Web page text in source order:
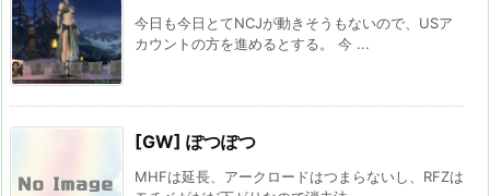
今日も今日とてNCJが動きそうもないので、USア
カウントの方を進めるとする。 今 ...
[GW] ぽつぽつ
MHFは延長、アークロードはつまらないし、RFZは